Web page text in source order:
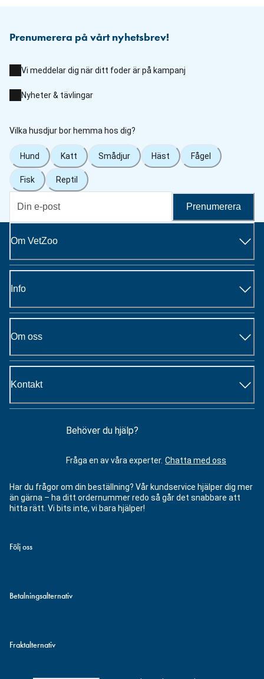
Prenumerera på vårt nyhetsbrev!
Vi meddelar dig när ditt foder är på kampanj
Nyheter & tävlingar
Vilka husdjur bor hemma hos dig?
Hund Katt Smådjur Häst Fågel
Fisk Reptil
Prenumerera
Om VetZoo
Info
Om oss
Kontakt
Behöver du hjälp?
Fråga en av våra experter. Chatta med oss
Har du frågor om din beställning? Vår kundservice hjälper dig mer
än gärna – ha ditt ordernummer redo så går det snabbare att
hitta rätt. Vi bits inte, vi bara hjälper!
Följ oss
Betalningsalternativ
Fraktalternativ